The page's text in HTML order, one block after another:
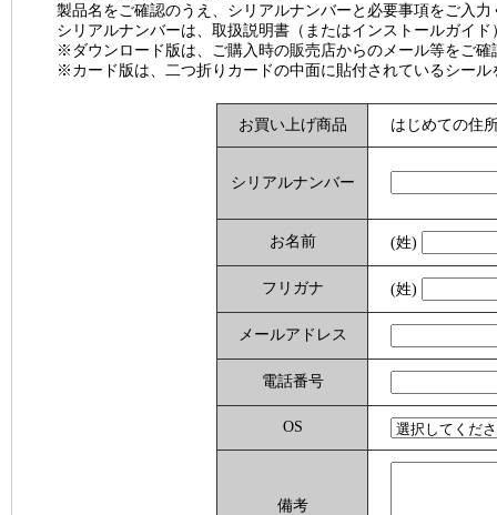
製品名をご確認のうえ、シリアルナンバーと必要事項をご入力
シリアルナンバーは、取扱説明書（またはインストールガイ
※ダウンロード版は、ご購入時の販売店からのメール等をご確
※カード版は、二つ折りカードの中面に貼付されているシール
お買い上げ商品 はじめての住
シリアルナンバー
お名前 (姓)
フリガナ (姓)
メールアドレス
電話番号
OS
備考